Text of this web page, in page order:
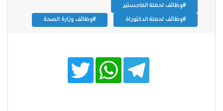
#وظائف لحملة الماجستير
#وظائف لحملة الدكتوراة #وظائف وزارة الصحة
T
w
t
W
h
t
T
e